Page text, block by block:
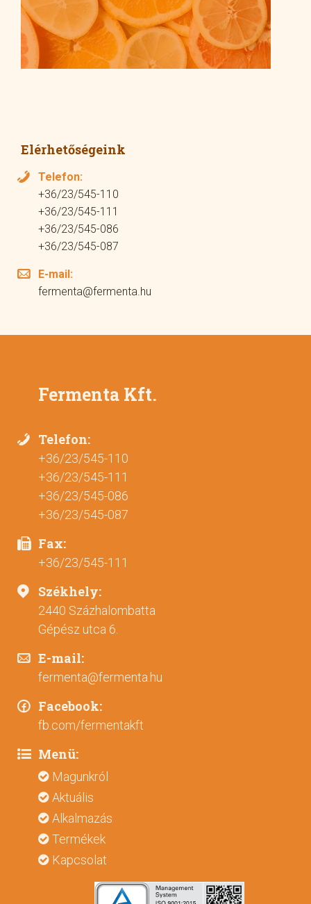
Elérhetőségeink
Telefon:
+36/23/545-110
+36/23/545-111
+36/23/545-086
+36/23/545-087
E-mail:
fermenta@fermenta.hu
Fermenta Kft.
Telefon:
+36/23/545-110
+36/23/545-111
+36/23/545-086
+36/23/545-087
Fax:
+36/23/545-111
Székhely:
2440 Százhalombatta
Gépész utca 6.
E-mail:
fermenta@fermenta.hu
Facebook:
fb.com/fermentakft
Menü:
Magunkról
Aktuális
Alkalmazás
Termékek
Kapcsolat